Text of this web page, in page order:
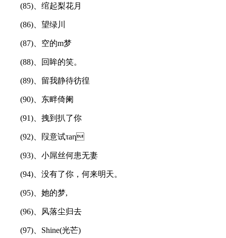
(85)、绾起梨花月
(86)、望绿川
(87)、空的m梦
(88)、回眸的笑。
(89)、留我静待彷徨
(90)、东畔倚阑
(91)、拽到扒了你
(92)、叚意试τаη
(93)、小屌丝何患无妻
(94)、没有了你，何来明天。
(95)、她的梦,
(96)、风落尘归去
(97)、Shine(光芒)